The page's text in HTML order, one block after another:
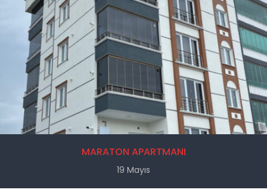
MARATON APARTMANI
19 Mayıs